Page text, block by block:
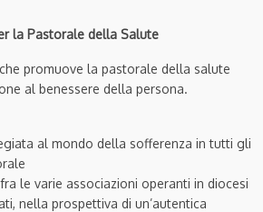
la Pastorale della Salute
promuove la pastorale della salute
al benessere della persona.
al mondo della sofferenza in tutti gli
le varie associazioni operanti in diocesi
nella prospettiva di un’autentica